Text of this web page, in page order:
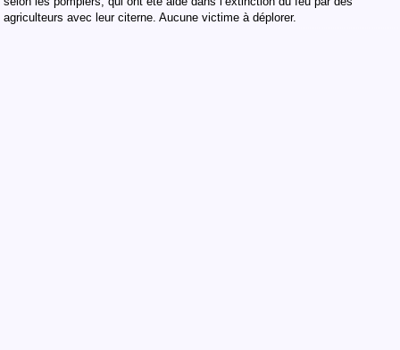
agriculteurs avec leur citerne. Aucune victime à déplorer.